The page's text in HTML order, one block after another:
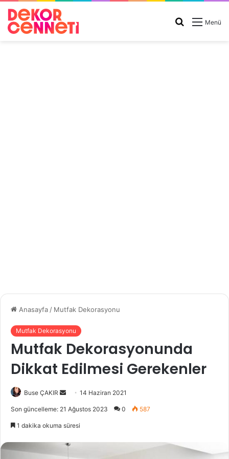
Menü
Arama
Anasayfa / Mutfak Dekorasyonu
Mutfak Dekorasyonu
Mutfak Dekorasyonunda
Dikkat Edilmesi Gerekenler
Buse ÇAKIR
e
-
14 Haziran 2021
Son güncelleme: 21 Ağustos 2023 0 587
1 dakika okuma süresi